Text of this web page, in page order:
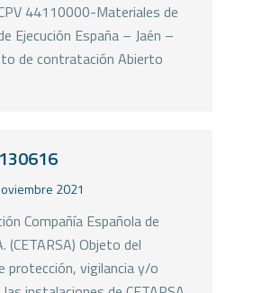
44110000-Materiales de
Ejecución España – Jaén –
de contratación Abierto
2021
Compañía Española de
(CETARSA) Objeto del
protección, vigilancia y/o